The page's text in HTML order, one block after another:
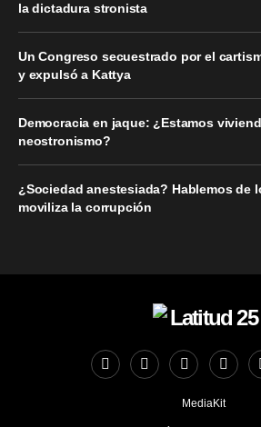
la dictadura stronista
Un Congreso secuestrado por el
y expulsó a Kattya
Democracia en jaque: ¿Estamos
neostronismo?
¿Sociedad anestesiada? Hablemos de
moviliza la corrupción
MediaKit